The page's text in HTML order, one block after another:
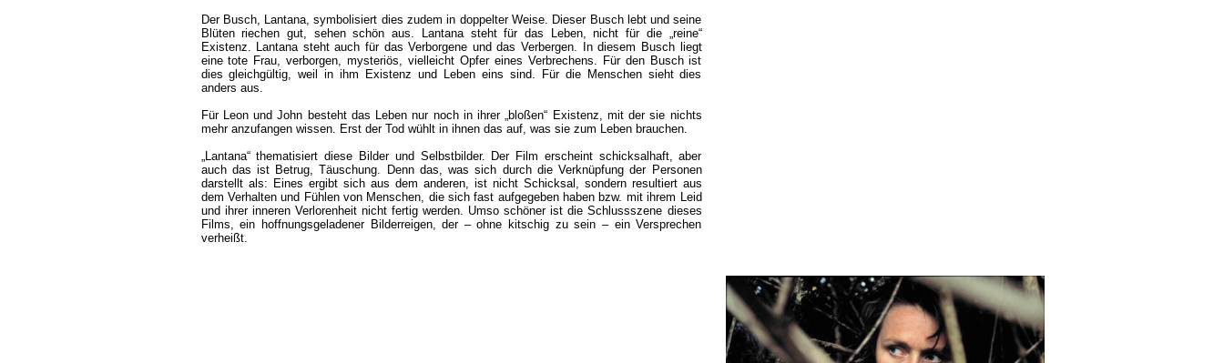
Der Busch, Lantana, symbolisiert dies zudem in doppelter Weise. Dieser Busch lebt und seine
Blüten riechen gut, sehen schön aus. Lantana steht für das Leben, nicht für die „reine“
Existenz. Lantana steht auch für das Verborgene und das Verbergen. In diesem Busch liegt
eine tote Frau, verborgen, mysteriös, vielleicht Opfer eines Verbrechens. Für den Busch ist
dies gleichgültig, weil in ihm Existenz und Leben eins sind. Für die Menschen sieht dies
anders aus.
Für Leon und John besteht das Leben nur noch in ihrer „bloßen“ Existenz, mit der sie nichts
mehr anzufangen wissen. Erst der Tod wühlt in ihnen das auf, was sie zum Leben brauchen.
„Lantana“ thematisiert diese Bilder und Selbstbilder. Der Film erscheint schicksalhaft, aber
auch das ist Betrug, Täuschung. Denn das, was sich durch die Verknüpfung der Personen
darstellt als: Eines ergibt sich aus dem anderen, ist nicht Schicksal, sondern resultiert aus
dem Verhalten und Fühlen von Menschen, die sich fast aufgegeben haben bzw. mit ihrem Leid
und ihrer inneren Verlorenheit nicht fertig werden. Umso schöner ist die Schlussszene dieses
Films, ein hoffnungsgeladener Bilderreigen, der – ohne kitschig zu sein – ein Versprechen
verheißt.